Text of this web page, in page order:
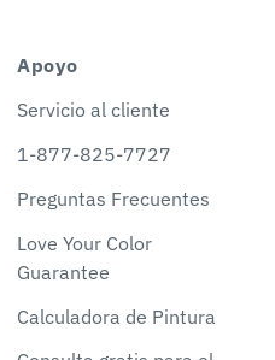
Apoyo
Servicio al cliente
1-877-825-7727
Preguntas Frecuentes
Love Your Color
Guarantee
Calculadora de Pintura